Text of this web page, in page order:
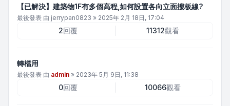
【已解決】建築物1F有多個高程,如何設置各向立面摟板線?
最後發表 由 jerrypan0823 » 2025年 2月 18日, 17:04
2回覆 11312觀看
轉檔用
最後發表 由 admin » 2023年 5月 9日, 11:38
0回覆 10066觀看